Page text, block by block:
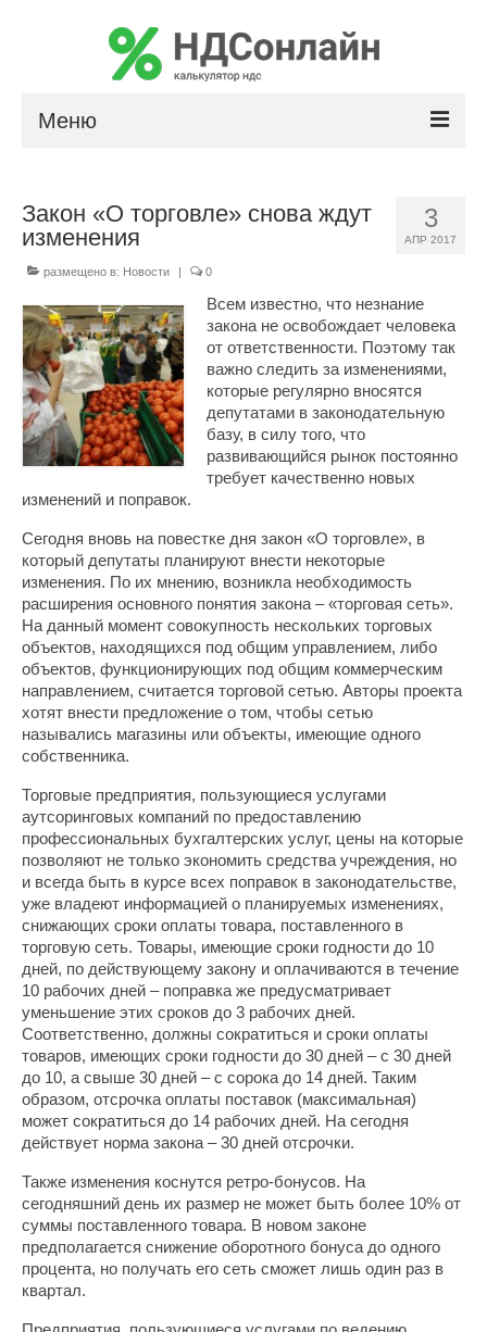
Меню
Сумма прописью
Калькулятор сальдо по лизингу
3
АПР 2017
Закон «О торговле» снова ждут
изменения
размещено в: Новости | 0
Всем известно, что незнание
закона не освобождает человека
от ответственности. Поэтому так
важно следить за изменениями,
которые регулярно вносятся
депутатами в законодательную
базу, в силу того, что
развивающийся рынок постоянно
требует качественно новых
изменений и поправок.
Сегодня вновь на повестке дня закон «О торговле», в
который депутаты планируют внести некоторые
изменения. По их мнению, возникла необходимость
расширения основного понятия закона – «торговая сеть».
На данный момент совокупность нескольких торговых
объектов, находящихся под общим управлением, либо
объектов, функционирующих под общим коммерческим
направлением, считается торговой сетью. Авторы проекта
хотят внести предложение о том, чтобы сетью
назывались магазины или объекты, имеющие одного
собственника.
Торговые предприятия, пользующиеся услугами
аутсоринговых компаний по предоставлению
профессиональных бухгалтерских услуг, цены на которые
позволяют не только экономить средства учреждения, но
и всегда быть в курсе всех поправок в законодательстве,
уже владеют информацией о планируемых изменениях,
снижающих сроки оплаты товара, поставленного в
торговую сеть. Товары, имеющие сроки годности до 10
дней, по действующему закону и оплачиваются в течение
10 рабочих дней – поправка же предусматривает
уменьшение этих сроков до 3 рабочих дней.
Соответственно, должны сократиться и сроки оплаты
товаров, имеющих сроки годности до 30 дней – с 30 дней
до 10, а свыше 30 дней – с сорока до 14 дней. Таким
образом, отсрочка оплаты поставок (максимальная)
может сократиться до 14 рабочих дней. На сегодня
действует норма закона – 30 дней отсрочки.
Также изменения коснутся ретро-бонусов. На
сегодняшний день их размер не может быть более 10% от
суммы поставленного товара. В новом законе
предполагается снижение оборотного бонуса до одного
процента, но получать его сеть сможет лишь один раз в
квартал.